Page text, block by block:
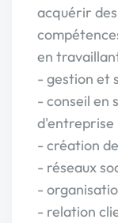
acquérir
en
- gestion et
- conseil en
d'entreprise
- création
- réseaux
-
- relation